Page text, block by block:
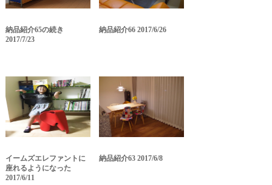
納品紹介65の続き
2017/7/23
納品紹介66 2017/6/26
イームズエレファントに
座れるようになった
2017/6/11
納品紹介63 2017/6/8